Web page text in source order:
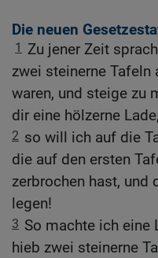
Die neuen
1
Zu jener Zeit
zwei steinerne Tafeln
waren, und steige zu
dir eine hölzerne Lade,
2 so will ich auf die
die auf den ersten
zerbrochen hast, und
legen!
3 So machte ich eine
hieb zwei steinerne